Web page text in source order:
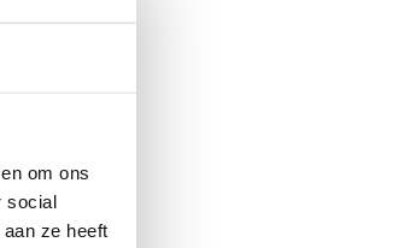
om ons
social
ze heeft
en
hoogte